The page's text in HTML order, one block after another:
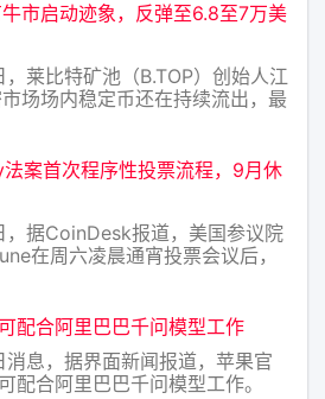
市启动迹象，反弹至6.8至7万美
莱比特矿池（B.TOP）创始人江
场场内稳定币还在持续流出，最
值中，USDT从1842亿美元跌至
目前这种资
案首次程序性投票流程，9月休
据CoinDesk报道，美国参议院
在周六凌晨通宵投票会议后，
的程序性动议，启动了该法案
束后立即进入程序
配合阿里巴巴千问模型工作
息，据界面新闻报道，苹果官
配合阿里巴巴千问模型工作。